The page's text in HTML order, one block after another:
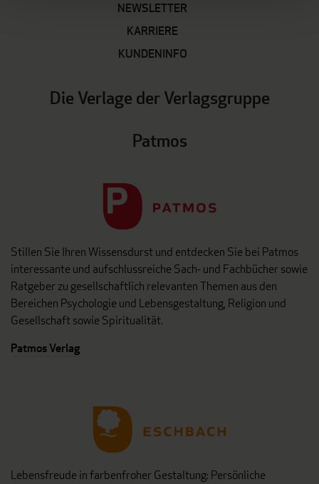
NEWSLETTER
KARRIERE
KUNDENINFO
Die Verlage der Verlagsgruppe
Patmos
Stillen Sie Ihren Wissensdurst und entdecken Sie bei Patmos
interessante und aufschlussreiche Sach- und Fachbücher sowie
Ratgeber zu gesellschaftlich relevanten Themen aus den
Bereichen Psychologie und Lebensgestaltung, Religion und
Gesellschaft sowie Spiritualität.
Patmos Verlag
Lebensfreude in farbenfroher Gestaltung: Persönliche